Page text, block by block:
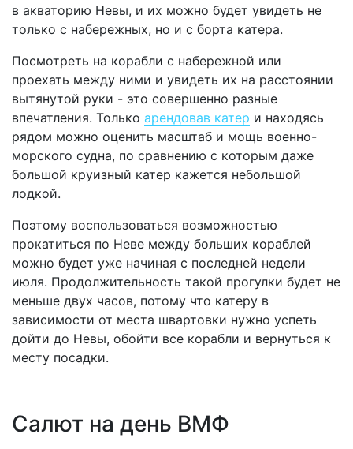
в акваторию Невы, и их можно будет увидеть не
только с набережных, но и с борта катера.
Посмотреть на корабли с набережной или
проехать между ними и увидеть их на расстоянии
вытянутой руки - это совершенно разные
впечатления. Только арендовав катер и находясь
рядом можно оценить масштаб и мощь военно-
морского судна, по сравнению с которым даже
большой круизный катер кажется небольшой
лодкой.
Поэтому воспользоваться возможностью
прокатиться по Неве между больших кораблей
можно будет уже начиная с последней недели
июля. Продолжительность такой прогулки будет не
меньше двух часов, потому что катеру в
зависимости от места швартовки нужно успеть
дойти до Невы, обойти все корабли и вернуться к
месту посадки.
Салют на день ВМФ